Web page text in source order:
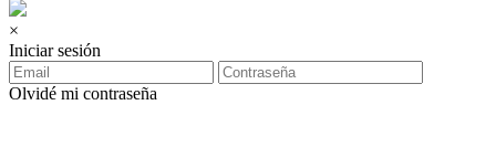
×
Iniciar sesión
Olvidé mi contraseña